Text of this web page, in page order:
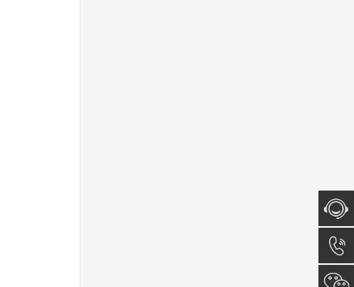
在线咨
询
0512-